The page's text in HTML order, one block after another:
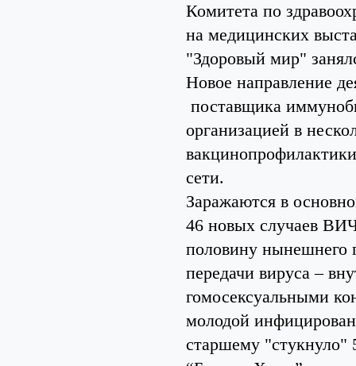
Комитета по
на медицинских
"Здоровый мир"
Новое направление
поставщика
организацией в
сети.
Заражаются в
46 новых случаев
половину
передачи вируса –
гомосексуальными
молодой
старшему "стукнуло"